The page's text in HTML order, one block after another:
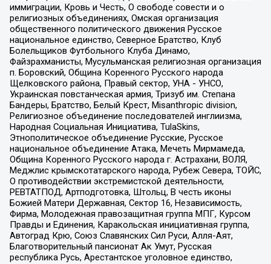
иммиграции, Кровь и Честь, О свободе совести и о
религиозных объединениях, Омская организация
общественного политического движения Русское
национальное единство, Северное Братство, Клуб
Болельщиков Футбольного Клуба Динамо,
Файзрахманисты, Мусульманская религиозная организация
п. Боровский, Община Коренного Русского народа
Щелковского района, Правый сектор, УНА - УНСО,
Украинская повстанческая армия, Тризуб им. Степана
Бандеры, Братство, Белый Крест, Misanthropic division,
Религиозное объединение последователей инглиизма,
Народная Социальная Инициатива, TulaSkins,
Этнополитическое объединение Русские, Русское
национальное объединение Атака, Мечеть Мирмамеда,
Община Коренного Русского народа г. Астрахани, ВОЛЯ,
Меджлис крымскотатарского народа, Рубеж Севера, ТОЙС,
О противодействии экстремистской деятельности,
РЕВТАТПОД, Артподготовка, Штольц, В честь иконы
Божией Матери Державная, Сектор 16, Независимость,
Фирма, Молодежная правозащитная группа МПГ, Курсом
Правды и Единения, Каракольская инициативная группа,
Автоград Крю, Союз Славянских Сил Руси, Алля-Аят,
Благотворительный пансионат Ак Умут, Русская
республика Русь, Арестантское уголовное единство,